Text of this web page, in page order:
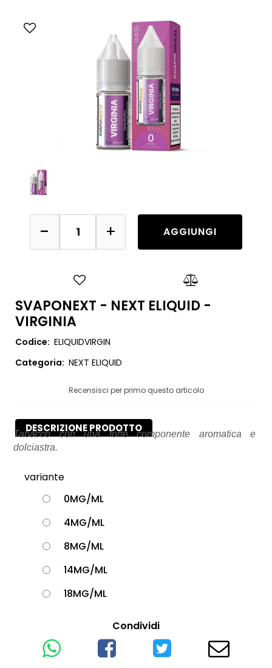
Quantità
AGGIUNGI
SVAPONEXT - NEXT ELIQUID -
VIRGINIA
Codice: ELIQUIDVIRGIN
Categoria: NEXT ELIQUID
Recensisci per primo questo articolo
DESCRIZIONE PRODOTTO
Tabacco con una forte componente aromatica e
dolciastra.
variante
0MG/ML
4MG/ML
8MG/ML
14MG/ML
18MG/ML
Condividi